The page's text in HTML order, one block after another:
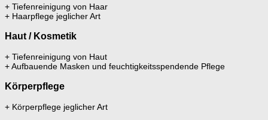
+ Tiefenreinigung von Haar
+ Haarpflege jeglicher Art
Haut / Kosmetik
+ Tiefenreinigung von Haut
+ Aufbauende Masken und feuchtigkeitsspendende Pflege
Körperpflege
+ Körperpflege jeglicher Art